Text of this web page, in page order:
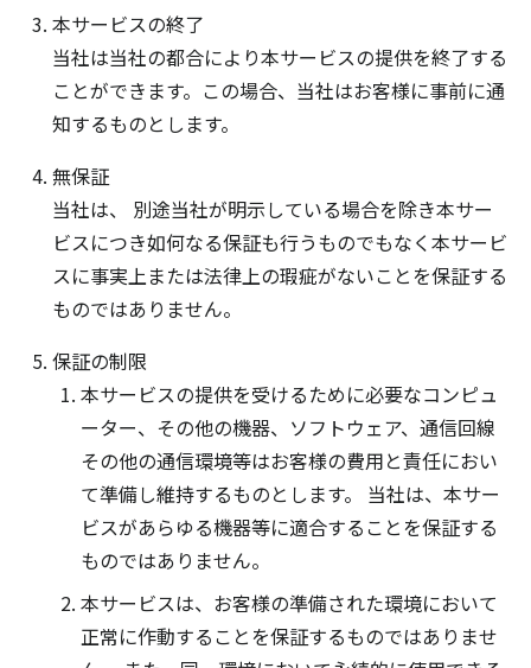
本サービスの終了
当社は当社の都合により本サービスの提供を終了する
ことができます。この場合、当社はお客様に事前に通
知するものとします。
無保証
当社は、 別途当社が明示している場合を除き本サー
ビスにつき如何なる保証も行うものでもなく本サービ
スに事実上または法律上の瑕疵がないことを保証する
ものではありません。
保証の制限
本サービスの提供を受けるために必要なコンピュ
ーター、その他の機器、ソフトウェア、通信回線
その他の通信環境等はお客様の費用と責任におい
て準備し維持するものとします。 当社は、本サー
ビスがあらゆる機器等に適合することを保証する
ものではありません。
本サービスは、お客様の準備された環境において
正常に作動することを保証するものではありませ